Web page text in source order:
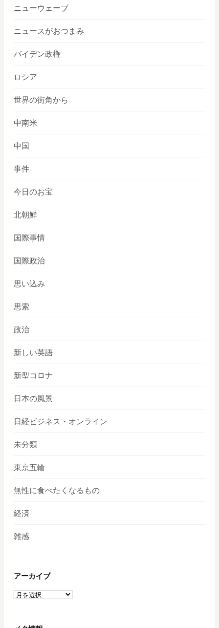
ニューウェーブ
ニュースがおつまみ
バイデン政権
ロシア
世界の街角から
中南米
中国
事件
今日のお宝
北朝鮮
国際事情
国際政治
思い込み
思索
政治
新しい英語
新型コロナ
日本の風景
日経ビジネス・オンライン
未分類
東京五輪
無性に食べたくなるもの
経済
雑感
アーカイブ
ア